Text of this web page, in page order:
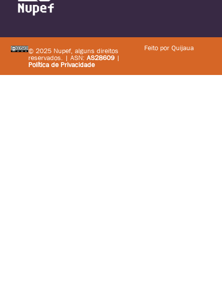
© 2025 Nupef, alguns direitos
reservados. | ASN: AS28609|
Política de Privacidade
Feito por Quijaua